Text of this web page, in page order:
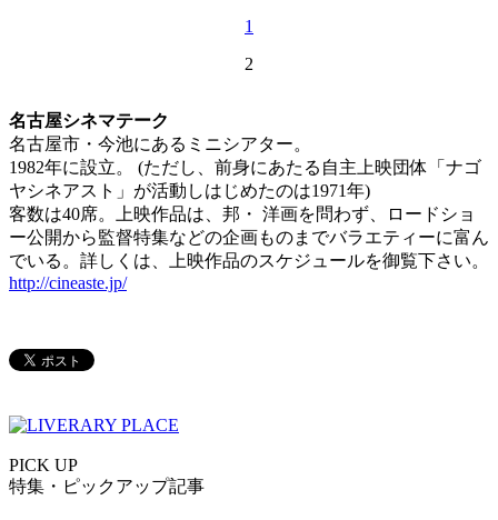
1
2
名古屋シネマテーク
名古屋市・今池にあるミニシアター。
1982年に設立。 (ただし、前身にあたる自主上映団体「ナゴ
ヤシネアスト」が活動しはじめたのは1971年)
客数は40席。上映作品は、邦・ 洋画を問わず、ロードショ
ー公開から監督特集などの企画ものまでバラエティーに富ん
でいる。詳しくは、上映作品のスケジュールを御覧下さい。
http://cineaste.jp/
PICK UP
特集・ピックアップ記事